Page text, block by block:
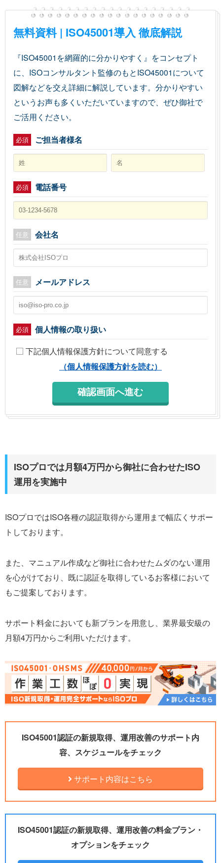
無料資料 | ISO45001導入 徹底解説
『ISO45001を網羅的に分かりやすく』をコンセプト
に、ISOコンサルタント監修のもとISO45001について
図解などを交え詳細に解説しています。分かりやすい
というお声も多くいただいていますので、ぜひ御社で
ご活用ください。
必須 ご担当者様名
必須 電話番号
任意 会社名
任意 メールアドレス
必須
個人情報の取り扱い
下記個人情報保護方針について同意する
（個人情報保護方針を読む）
ISOプロでは月額4万円から御社に合わせたISO
運用を実施中
ISOプロではISO各種の認証取得から運用まで幅広くサポー
トしております。
また、マニュアル作成など御社に合わせたムダのない運用
を心がけており、既に認証を取得しているお客様において
もご提案しております。
サポート料金においても新プランを用意し、業界最安級の
月額4万円からご利用いただけます。
ISO45001認証の新規取得、運用改善のサポート内
容、スケジュールをチェック
サポート内容はこちら
ISO45001認証の新規取得、運用改善の料金プラン・
オプションをチェック